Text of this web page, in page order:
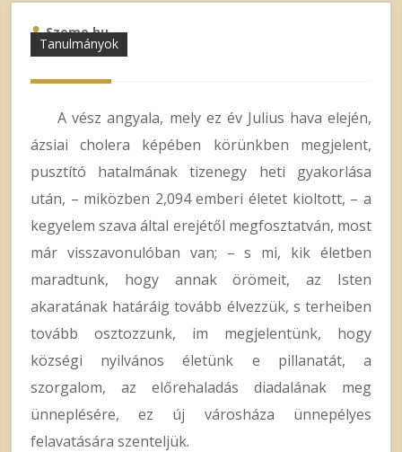
Tanulmányok
Szeme.hu
A vész angyala, mely ez év Julius hava elején,
ázsiai cholera képében körünkben megjelent,
pusztító hatalmának tizenegy heti gyakorlása
után, – miközben 2,094 emberi életet kioltott, – a
kegyelem szava által erejétől megfosztatván, most
már visszavonulóban van; – s mi, kik életben
maradtunk, hogy annak örömeit, az Isten
akaratának határáig tovább élvezzük, s terheiben
tovább osztozzunk, im megjelentünk, hogy
községi nyilvános életünk e pillanatát, a
szorgalom, az előrehaladás diadalának meg
ünneplésére, ez új városháza ünnepélyes
felavatására szenteljük.